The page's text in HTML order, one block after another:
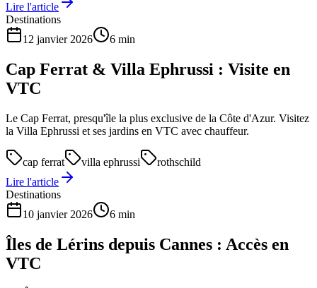
Lire l'article
Destinations
12 janvier 2026
6 min
Cap Ferrat & Villa Ephrussi : Visite en
VTC
Le Cap Ferrat, presqu'île la plus exclusive de la Côte d'Azur. Visitez
la Villa Ephrussi et ses jardins en VTC avec chauffeur.
cap ferrat villa ephrussi
rothschild
Lire l'article
Destinations
10 janvier 2026
6 min
Îles de Lérins depuis Cannes : Accès en
VTC